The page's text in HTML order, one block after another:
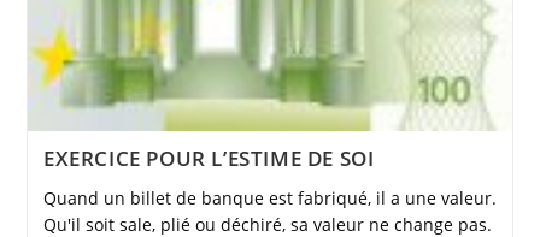
EXERCICE POUR L’ESTIME DE SOI
Quand un billet de banque est fabriqué, il a une valeur.
Qu'il soit sale, plié ou déchiré, sa valeur ne change pas.